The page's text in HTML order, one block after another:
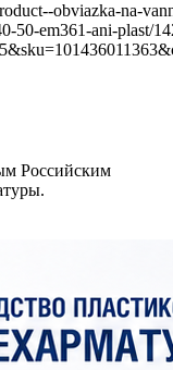
obviazka-na-
50-em361-ani-plast/
Российским